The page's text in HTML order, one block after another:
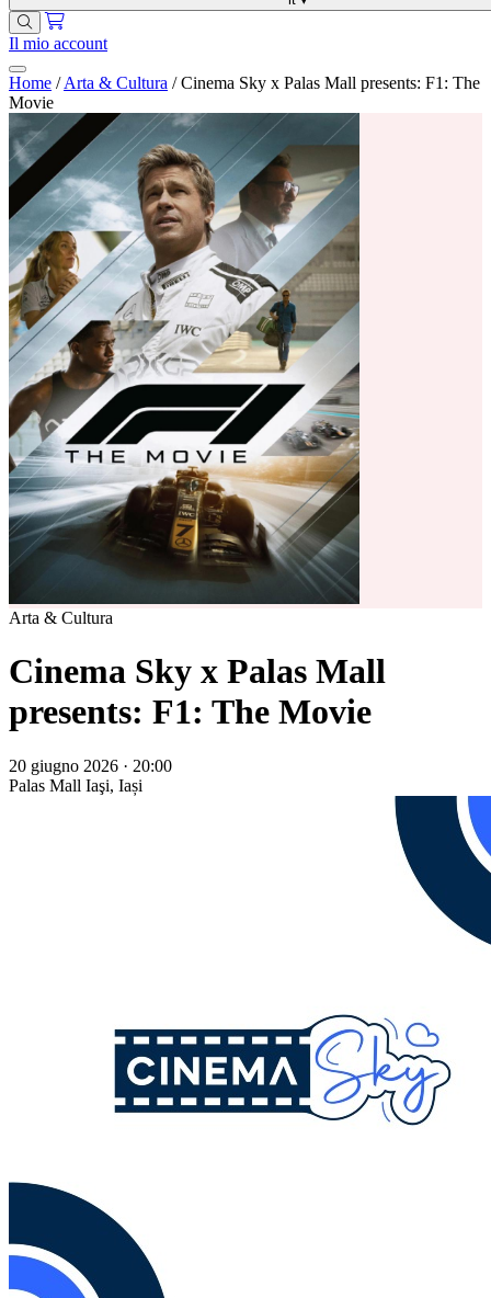
Il mio account
Home / Arta & Cultura / Cinema Sky x Palas Mall presents: F1: The
Movie
Arta & Cultura
Cinema Sky x Palas Mall
presents: F1: The Movie
20 giugno 2026 · 20:00
Palas Mall Iaşi, Iași